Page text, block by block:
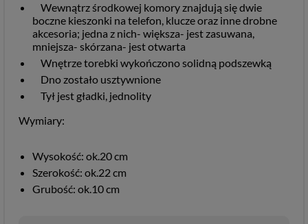
Wewnątrz środkowej komory znajdują się dwie
boczne kieszonki na telefon, klucze oraz inne drobne
akcesoria; jedna z nich- większa- jest zasuwana,
mniejsza- skórzana- jest otwarta
Wnętrze torebki wykończono solidną podszewką
Dno zostało usztywnione
Tył jest gładki, jednolity
Wymiary:
Wysokość: ok.20 cm
Szerokość: ok.22 cm
Grubość: ok.10 cm